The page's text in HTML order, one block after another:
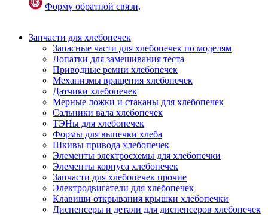
Форму обратной связи.
Запчасти для хлебопечек
Запасные части для хлебопечек по моделям
Лопатки для замешивания теста
Приводные ремни хлебопечек
Механизмы вращения хлебопечек
Датчики хлебопечек
Мерные ложки и стаканы для хлебопечек
Сальники вала хлебопечек
ТЭНы для хлебопечек
Формы для выпечки хлеба
Шкивы привода хлебопечек
Элементы электросхемы для хлебопечки
Элементы корпуса хлебопечек
Запчасти для хлебопечек прочие
Электродвигатели для хлебопечек
Клавиши открывания крышки хлебопечки
Диспенсеры и детали для диспенсеров хлебопечек